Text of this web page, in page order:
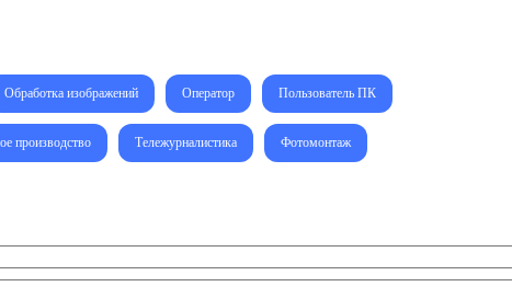
Обработка изображений Оператор Пользователь ПК
производство Тележурналистика Фотомонтаж